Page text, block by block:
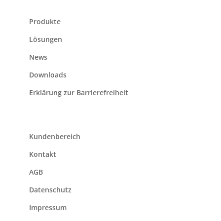
Produkte
Lösungen
News
Downloads
Erklärung zur Barrierefreiheit
Kundenbereich
Kontakt
AGB
Datenschutz
Impressum